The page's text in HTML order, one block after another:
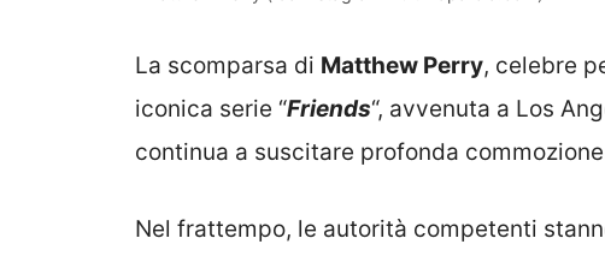
La scomparsa di Matthew Perry, celebre
iconica serie “Friends“, avvenuta a Los
continua a suscitare profonda
Nel frattempo, le autorità competenti